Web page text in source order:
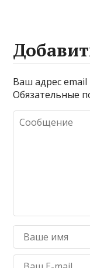
Ваш адрес email
Обязательные